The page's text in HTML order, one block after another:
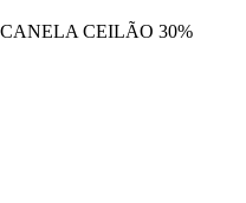
CANELA CEILÃO 30%